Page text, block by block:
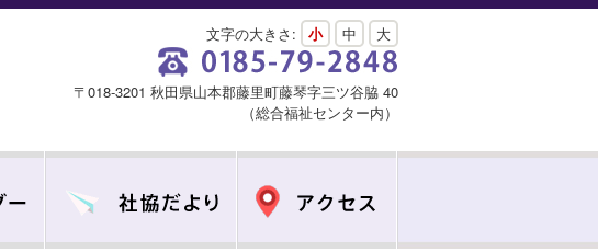
文字の大きさ: 小 中 大
〒018-3201 秋田県山本郡藤里町藤琴字三ツ谷脇 40
（総合福祉センター内）